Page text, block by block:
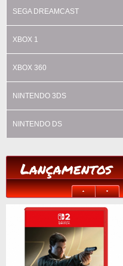
SEGA DREAMCAST
XBOX 1
XBOX 360
NINTENDO 3DS
NINTENDO DS
Lançamentos